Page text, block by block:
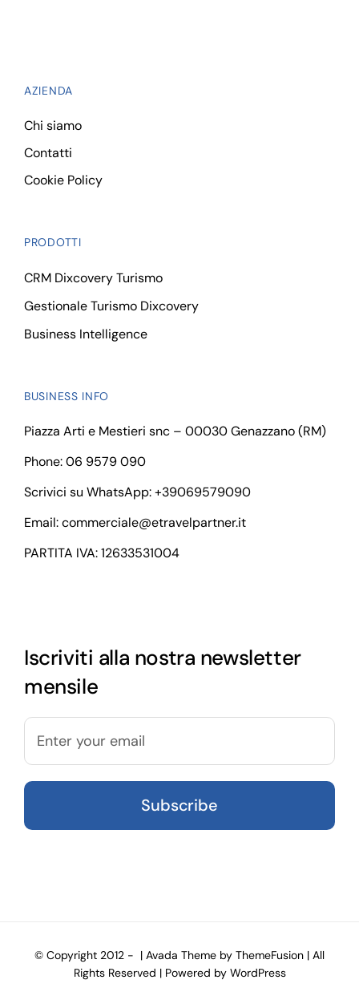
AZIENDA
Chi siamo
Contatti
Cookie Policy
PRODOTTI
CRM Dixcovery Turismo
Gestionale Turismo Dixcovery
Business Intelligence
BUSINESS INFO
Piazza Arti e Mestieri snc – 00030 Genazzano (RM)
Phone: 06 9579 090
Scrivici su WhatsApp:+39069579090
Email:commerciale@etravelpartner.it
PARTITA IVA: 12633531004
Iscriviti alla nostra newsletter
mensile
© Copyright 2012 - | Avada Theme by ThemeFusion | All
Rights Reserved | Powered by WordPress